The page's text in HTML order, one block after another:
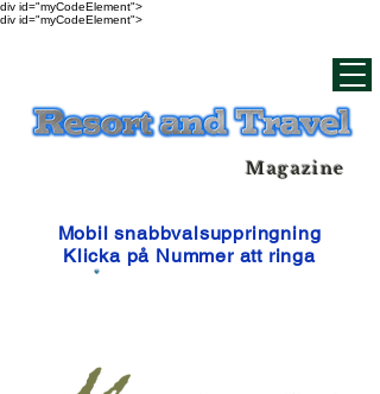
div id="myCodeElement">
div id="myCodeElement">
Magazine
Mobil snabbvalsuppringning
Klicka på Nummer att ringa